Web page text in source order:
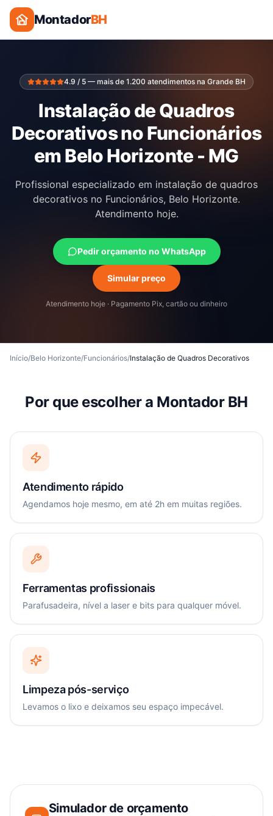
MontadorBH
4.9 / 5 — mais de 1.200 atendimentos na Grande BH
Instalação de Quadros
Decorativos no Funcionários
em Belo Horizonte - MG
Profissional especializado em instalação de quadros
decorativos no Funcionários, Belo Horizonte.
Atendimento hoje.
Pedir orçamento no WhatsApp
Simular preço
Atendimento hoje · Pagamento Pix, cartão ou dinheiro
Início/Belo Horizonte/Funcionários/Instalação de Quadros Decorativos
Por que escolher a Montador BH
Atendimento rápido
Agendamos hoje mesmo, em até 2h em muitas regiões.
Ferramentas profissionais
Parafusadeira, nível a laser e bits para qualquer móvel.
Limpeza pós-serviço
Levamos o lixo e deixamos seu espaço impecável.
Simulador de orçamento